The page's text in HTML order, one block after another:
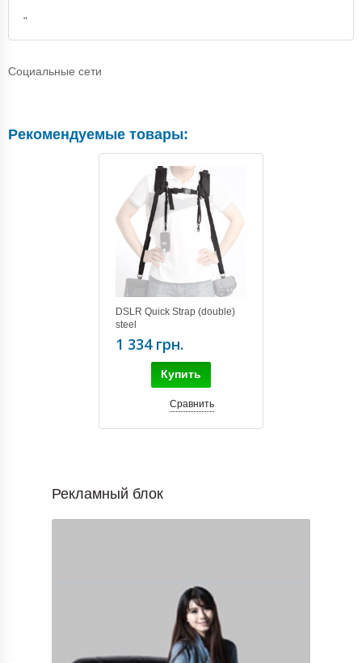
"
Социальные сети
Рекомендуемые товары:
DSLR Quick Strap (double)
steel
1 334 грн.
Купить
Сравнить
Рекламный блок